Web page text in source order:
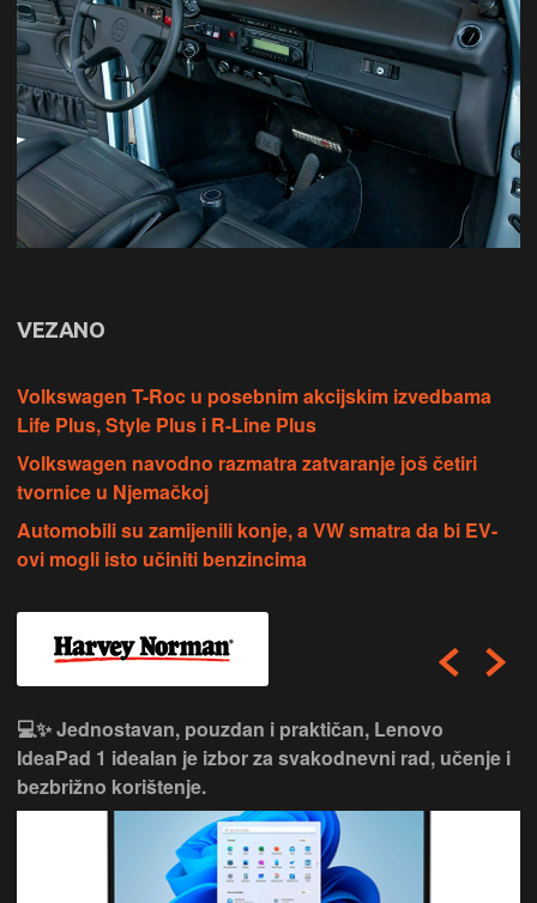
VEZANO
Volkswagen T-Roc u posebnim akcijskim izvedbama
Life Plus, Style Plus i R-Line Plus
Volkswagen navodno razmatra zatvaranje još četiri
tvornice u Njemačkoj
Automobili su zamijenili konje, a VW smatra da bi EV-
ovi mogli isto učiniti benzincima
💻✨ Jednostavan, pouzdan i praktičan, Lenovo
IdeaPad 1 idealan je izbor za svakodnevni rad, učenje i
bezbrižno korištenje.